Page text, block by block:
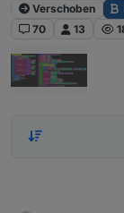
Verschoben
70
13